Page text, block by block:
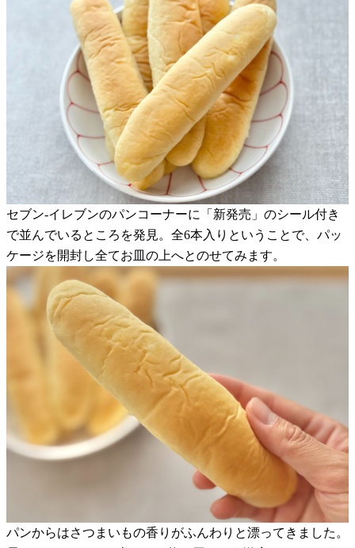
セブン-イレブンのパンコーナーに「新発売」のシール付き
で並んでいるところを発見。全6本入りということで、パッ
ケージを開封し全てお皿の上へとのせてみます。
パンからはさつまいもの香りがふんわりと漂ってきました。